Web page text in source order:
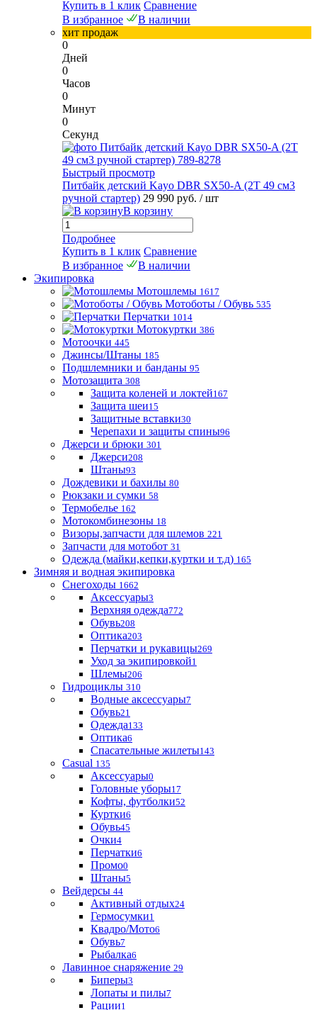
Купить в 1 клик Сравнение
В избранное
В наличии
хит продаж
0
Дней
0
Часов
0
Минут
0
Секунд
Быстрый просмотр
Питбайк детский Kayo DBR SX50-A (2T 49 см3
ручной стартер) 29 990 руб. / шт
В корзину
Подробнее
Купить в 1 клик Сравнение
В избранное
В наличии
Экипировка
Мотошлемы 1617
Мотоботы / Обувь 535
Перчатки 1014
Мотокуртки 386
Мотоочки 445
Джинсы/Штаны 185
Подшлемники и банданы 95
Мотозащита 308
Защита коленей и локтей167
Защита шеи15
Защитные вставки30
Черепахи и защиты спины96
Джерси и брюки 301
Джерси208
Штаны93
Дождевики и бахилы 80
Рюкзаки и сумки 58
Термобелье 162
Мотокомбинезоны 18
Визоры,запчасти для шлемов 221
Запчасти для мотобот 31
Одежда (майки,кепки,куртки и т.д) 165
Зимняя и водная экипировка
Снегоходы 1662
Аксессуары3
Верхняя одежда772
Обувь208
Оптика203
Перчатки и рукавицы269
Уход за экипировкой1
Шлемы206
Гидроциклы 310
Водные аксессуары7
Обувь21
Одежда133
Оптика6
Спасательные жилеты143
Casual 135
Аксессуары0
Головные уборы17
Кофты, футболки52
Куртки6
Обувь45
Очки4
Перчатки6
Промо0
Штаны5
Вейдерсы 44
Активный отдых24
Гермосумки1
Квадро/Мото6
Обувь7
Рыбалка6
Лавинное снаряжение 29
Биперы3
Лопаты и пилы7
Рации1